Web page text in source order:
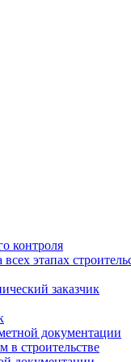
контроля
этапах
заказчик
документации
в строительстве